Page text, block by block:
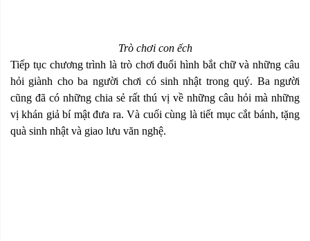
Trò chơi con ếch
Tiếp tục chương trình là trò chơi đuổi hình bắt chữ và những câu
hỏi giành cho ba người chơi có sinh nhật trong quý. Ba người
cũng đã có những chia sẻ rất thú vị về những câu hỏi mà những
vị khán giả bí mật đưa ra. Và cuối cùng là tiết mục cắt bánh, tặng
quà sinh nhật và giao lưu văn nghệ.